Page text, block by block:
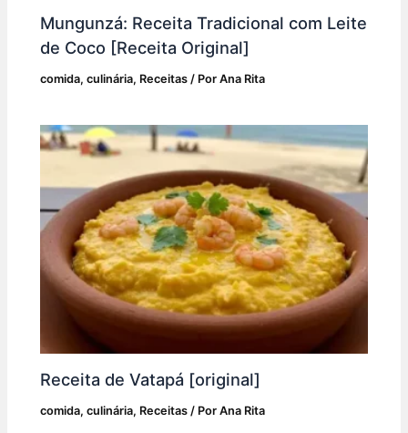
Mungunzá: Receita Tradicional com Leite
de Coco [Receita Original]
comida,culinária, Receitas / PorAna Rita
Receita de Vatapá [original]
comida,culinária, Receitas / PorAna Rita